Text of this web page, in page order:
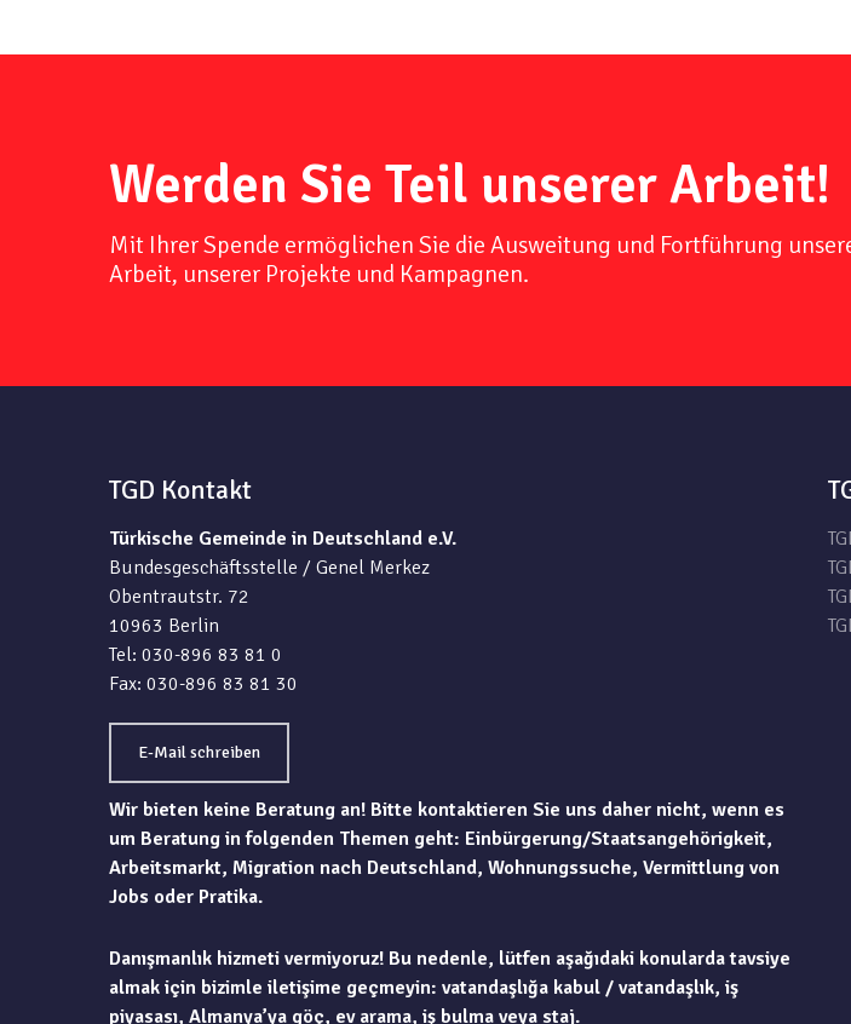
Werden Sie Teil unserer Arbeit!
Mit Ihrer Spende ermöglichen Sie die Ausweitung und Fortführung
Arbeit, unserer Projekte und Kampagnen.
TGD Kontakt
Türkische Gemeinde in Deutschland e.V.
Bundesgeschäftsstelle / Genel Merkez
Obentrautstr. 72
10963 Berlin
Tel: 030-896 83 81 0
Fax: 030-896 83 81 30
E-Mail schreiben
Wir bieten keine Beratung an! Bitte kontaktieren Sie uns daher nicht, wenn es
um Beratung in folgenden Themen geht: Einbürgerung/Staatsangehörigkeit,
Arbeitsmarkt, Migration nach Deutschland, Wohnungssuche, Vermittlung von
Jobs oder Pratika.
Danışmanlık hizmeti vermiyoruz! Bu nedenle, lütfen aşağıdaki konularda tavsiye
almak için bizimle iletişime geçmeyin: vatandaşlığa kabul / vatandaşlık, iş
piyasası, Almanya’ya göç, ev arama, iş bulma veya staj.